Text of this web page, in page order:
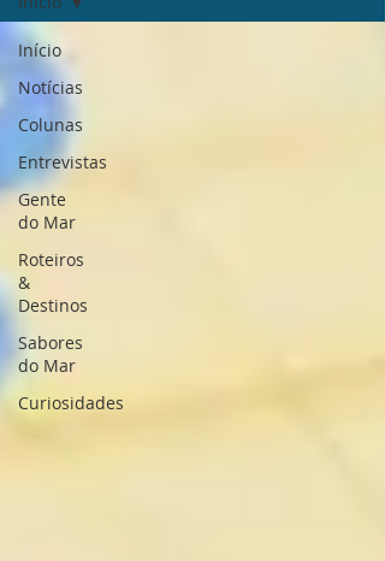
Início
Notícias
Colunas
Entrevistas
Gente
do Mar
Roteiros
&
Destinos
Sabores
do Mar
Curiosidades